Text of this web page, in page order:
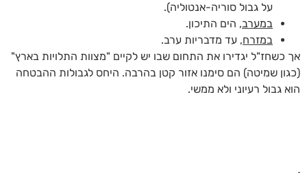
על גבול סוריה-אנטוליה).
במערב, הים התיכון.
במזרח, עד מדבריות ערב.
אך כשחז"ל יגדירו את התחום שבו יש לקיים "מצוות התלויות בארץ"
(כגון שמיטה) הם סימנו אזור קטן בהרבה. היחס לגבולות ההבטחה
הוא גבול רעיוני ולא ממשי.